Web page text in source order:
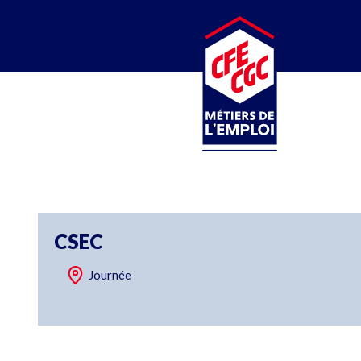
MÉTIERS DE L’EMPLOI
CSEC
Journée